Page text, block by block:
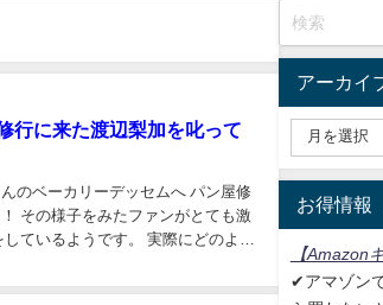
行に来た渡辺梨加を叱って
のベーカリーデッセムへ パン屋修
激
です。 実際にどのよう
アーカイ
お得情報
【Amazon
✔アマゾン